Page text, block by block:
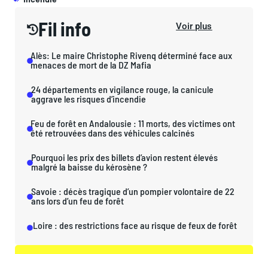
Fil info Voir plus
Alès: Le maire Christophe Rivenq déterminé face aux
menaces de mort de la DZ Mafia
24 départements en vigilance rouge, la canicule
aggrave les risques d’incendie
Feu de forêt en Andalousie : 11 morts, des victimes ont
été retrouvées dans des véhicules calcinés
Pourquoi les prix des billets d’avion restent élevés
malgré la baisse du kérosène ?
Savoie : décès tragique d’un pompier volontaire de 22
ans lors d’un feu de forêt
Loire : des restrictions face au risque de feux de forêt